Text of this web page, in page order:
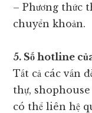
– Phương thức
chuyển khoản.
5. Số hotline
Tất cả các vấn
thự,
có thể liên hệ